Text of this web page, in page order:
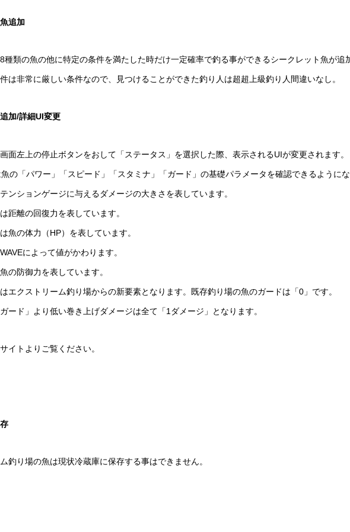
追加
種類の魚の他に特定の条件を満たした時だけ一定確率で釣る事ができるシークレット魚が追
は非常に厳しい条件なので、見つけることができた釣り人は超超上級釣り人間違いなし。
加/詳細UI変更
面左上の停止ボタンをおして「ステータス」を選択した際、表示されるUIが変更されます。
の「パワー」「スピード」「スタミナ」「ガード」の基礎パラメータを確認できるようにな
テンションゲージに与えるダメージの大きさを表しています。
距離の回復力を表しています。
魚の体力（HP）を表しています。
によって値がかわります。
の防御力を表しています。
エクストリーム釣り場からの新要素となります。既存釣り場の魚のガードは「0」です。
ード」より低い巻き上げダメージは全て「1ダメージ」となります。
イトよりご覧ください。
釣り場の魚は現状冷蔵庫に保存する事はできません。